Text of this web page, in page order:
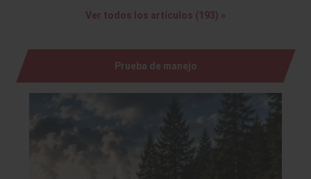
Ver todos los artículos (193) »
Prueba de manejo